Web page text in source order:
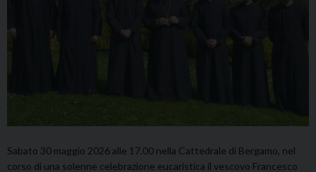
Sabato 30 maggio 2026 alle 17.00 nella Cattedrale di Bergamo, nel
corso di una solenne celebrazione eucaristica il vescovo Francesco